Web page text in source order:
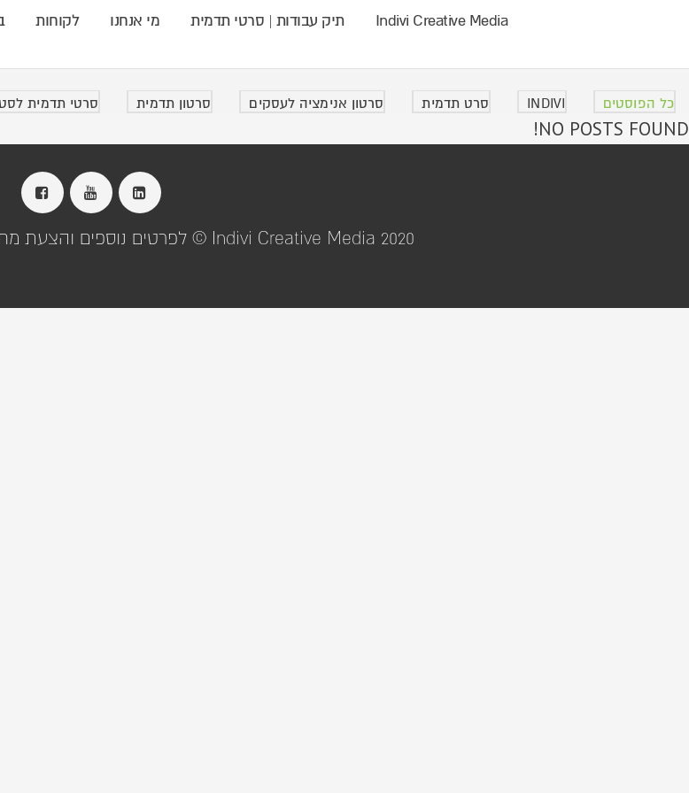
Indivi Creative Media תיק עבודות | סרטי תדמית מי אנחנו לקוחות
כל הפוסטים INDIVI סרט תדמית סרטון אנימציה לעסקים סרטון תדמית סרטי תדמית
NO POSTS FOUND!
Indivi Creative Media 2020 © לפרטים נוספים והצעת מחיר - צרו קשר info@indivi.co.il